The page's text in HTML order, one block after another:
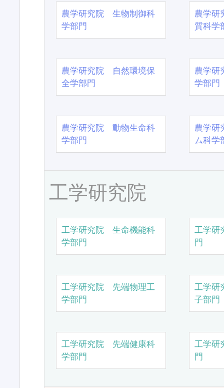
農学研究院 生物制御科
学部門
農学
質科学
農学研究院 自然環境保
全学部門
農学
学部門
農学研究院 動物生命科
学部門
農学
ム科学
工学研究院
工学研究院 生命機能科
学部門
工学研
門
工学研究院 先端物理工
学部門
工学研
子部門
工学研究院 先端健康科
学部門
工学研
門